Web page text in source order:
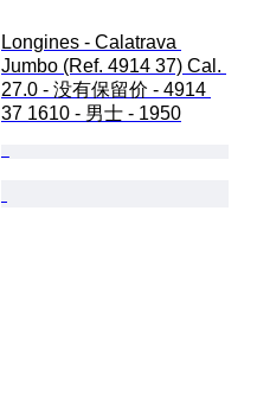
Longines - Calatrava
Jumbo (Ref. 4914 37) Cal.
27.0 - 没有保留价 - 4914
37 1610 - 男士 - 1950